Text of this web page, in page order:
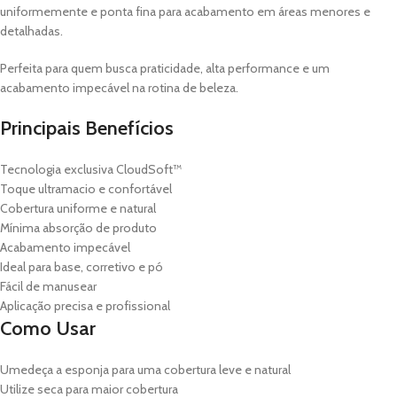
uniformemente e ponta fina para acabamento em áreas menores e
detalhadas.
Perfeita para quem busca praticidade, alta performance e um
acabamento impecável na rotina de beleza.
Principais Benefícios
Tecnologia exclusiva CloudSoft™
Toque ultramacio e confortável
Cobertura uniforme e natural
Mínima absorção de produto
Acabamento impecável
Ideal para base, corretivo e pó
Fácil de manusear
Aplicação precisa e profissional
Como Usar
Umedeça a esponja para uma cobertura leve e natural
Utilize seca para maior cobertura